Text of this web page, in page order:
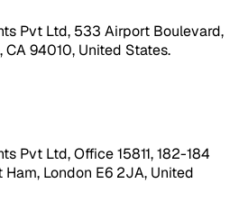
Pvt Ltd, 533 Airport Boulevard,
94010, United States.
Pvt Ltd, Office 15811, 182-184
London E6 2JA, United